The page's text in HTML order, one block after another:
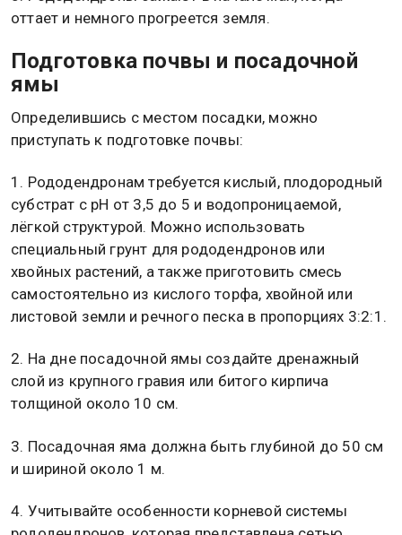
оттает и немного прогреется земля.
Подготовка почвы и посадочной
ямы
Определившись с местом посадки, можно
приступать к подготовке почвы:
1. Рододендронам требуется кислый, плодородный
субстрат с pH от 3,5 до 5 и водопроницаемой,
лёгкой структурой. Можно использовать
специальный грунт для рододендронов или
хвойных растений, а также приготовить смесь
самостоятельно из кислого торфа, хвойной или
листовой земли и речного песка в пропорциях 3:2:1.
2. На дне посадочной ямы создайте дренажный
слой из крупного гравия или битого кирпича
толщиной около 10 см.
3. Посадочная яма должна быть глубиной до 50 см
и шириной около 1 м.
4. Учитывайте особенности корневой системы